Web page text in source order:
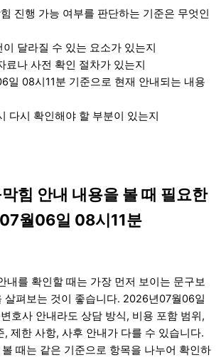
진행 가능 여부를 판단하는 기준은 무엇인
이 달라질 수 있는 요소가 있는지
료나 사전 확인 절차가 있는지
일 08시11분 기준으로 현재 안내되는 내용
다시 확인해야 할 부분이 있는지
힘 안내 내용을 볼 때 필요한
월06일 08시11분
내를 확인할 때는 가장 먼저 보이는 문구보
살펴보는 것이 좋습니다. 2026년07월06일
호사 안내라도 상담 방식, 비용 포함 범위,
, 제한 사항, 사후 안내가 다를 수 있습니다.
때는 같은 기준으로 항목을 나누어 확인하